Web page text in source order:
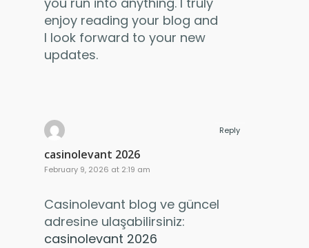
enjoy reading your blog and
I look forward to your new
updates.
casinolevant 2026
February 9, 2026 at 2:19 am
Casinolevant blog ve güncel
adresine ulaşabilirsiniz:
casinolevant 2026
Reply